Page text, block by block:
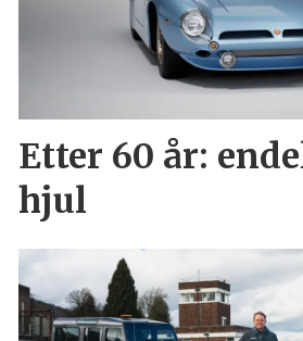
Etter 60 år:
hjul